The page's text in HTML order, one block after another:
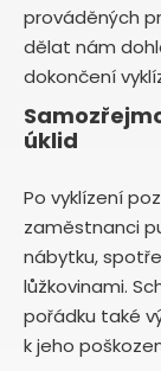
prováděných
dělat nám
dokončení
úklid
Po vyklízení
zaměstnanci
nábytku,
lůžkovinami.
pořádku také
k jeho